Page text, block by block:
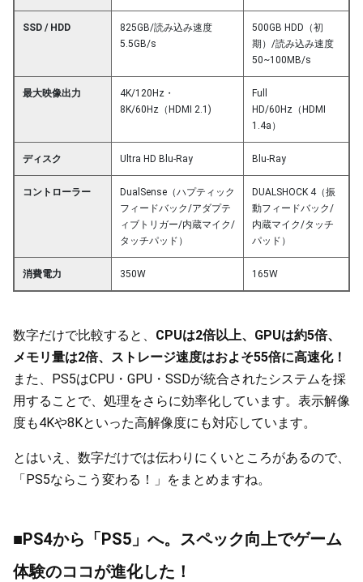
SSD / HDD
825GB/読み込み速度
5.5GB/s
500GB HDD（初
期）/読み込み速度
50~100MB/s
最大映像出力
4K/120Hz・
8K/60Hz（HDMI 2.1)
Full
HD/60Hz（HDMI
1.4a）
ディスク Ultra HD Blu-Ray Blu-Ray
コントローラー
DualSense（ハプティック
フィードバック/アダプテ
ィブトリガー/内蔵マイク/
タッチパッド）
DUALSHOCK 4（振
動フィードバック/
内蔵マイク/タッチ
パッド）
消費電力 350W 165W
数字だけで比較すると、 CPUは2倍以上、GPUは約5倍、
メモリ量は2倍、ストレージ速度はおよそ55倍に高速化！
また、PS5はCPU・GPU・SSDが統合されたシステムを採
用することで、処理をさらに効率化しています。表示解像
度も4Kや8Kといった高解像度にも対応しています。
とはいえ、数字だけでは伝わりにくいところがあるので、
「PS5ならこう変わる！」をまとめますね。
■PS4から「PS5」へ。スペック向上でゲーム
体験のココが進化した！